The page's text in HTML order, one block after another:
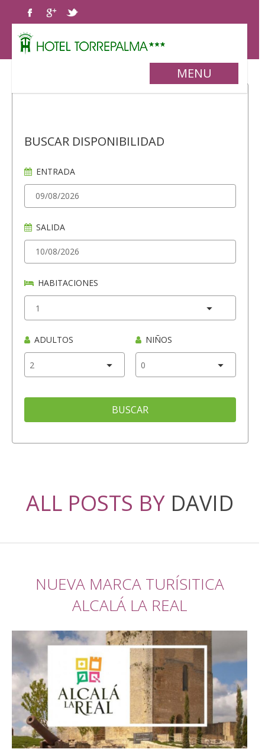
MENU
BUSCAR DISPONIBILIDAD
ENTRADA
SALIDA
HABITACIONES
ADULTOS NIÑOS
BUSCAR
ALL POSTS BY DAVID
NUEVA MARCA TURÍSITICA
ALCALÁ LA REAL